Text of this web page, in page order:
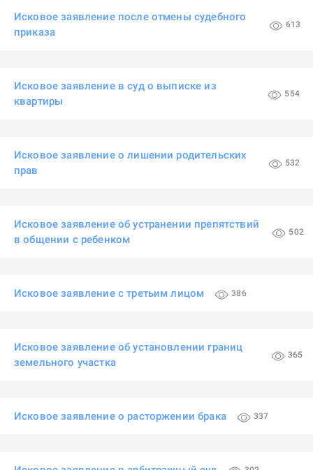
Исковое заявление после отмены судебного
приказа
613
Исковое заявление в суд о выписке из
квартиры
554
Исковое заявление о лишении родительских
прав
532
Исковое заявление об устранении препятствий
в общении с ребенком
502
Исковое заявление с третьим лицом 386
Исковое заявление об установлении границ
земельного участка
365
Исковое заявление о расторжении брака 337